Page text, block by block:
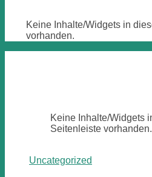
Keine Inhalte/Widgets in
vorhanden.
Keine Inhalte/Widgets
Seitenleiste vorhanden.
Uncategorized